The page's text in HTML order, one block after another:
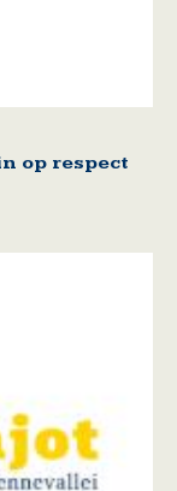
op respect